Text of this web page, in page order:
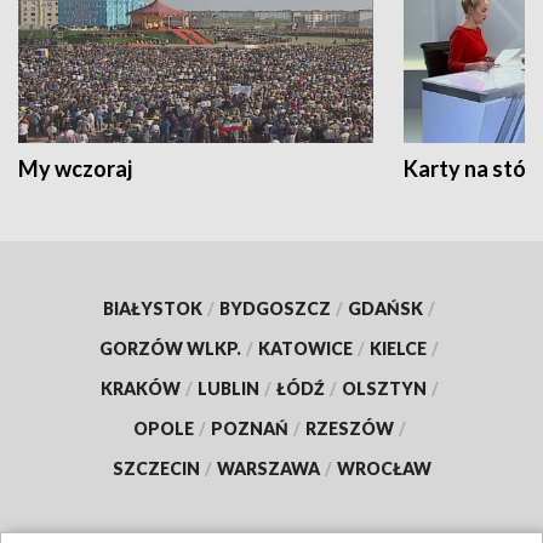
My wczoraj Karty na
BIAŁYSTOK / BYDGOSZCZ / GDAŃSK /
GORZÓW WLKP. / KATOWICE / KIELCE /
KRAKÓW / LUBLIN / ŁÓDŹ / OLSZTYN /
OPOLE / POZNAŃ / RZESZÓW /
SZCZECIN / WARSZAWA / WROCŁAW